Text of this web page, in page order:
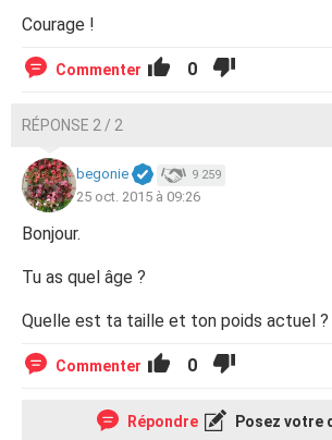
Courage !
Commenter 0
RÉPONSE 2 / 2
begonie 9 259
25 oct. 2015 à 09:26
Bonjour.
Tu as quel âge ?
Quelle est ta taille et ton poids actuel ?
Commenter 0
Répondre Posez votre